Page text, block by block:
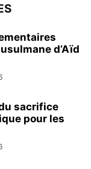
d’Aïd
sacrifice
pour les